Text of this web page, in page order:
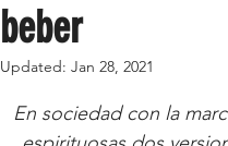
beber
Updated: Jan 28, 2021